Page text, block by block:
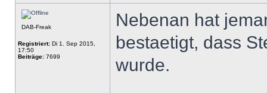
DAB-Freak
Registriert: Di 1. Sep 2015,
17:50
Beiträge: 7699
Nebenan hat
bestaetigt, dass
wurde.